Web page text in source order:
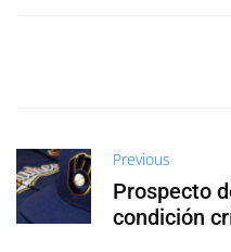
Previous
Prospecto
condición